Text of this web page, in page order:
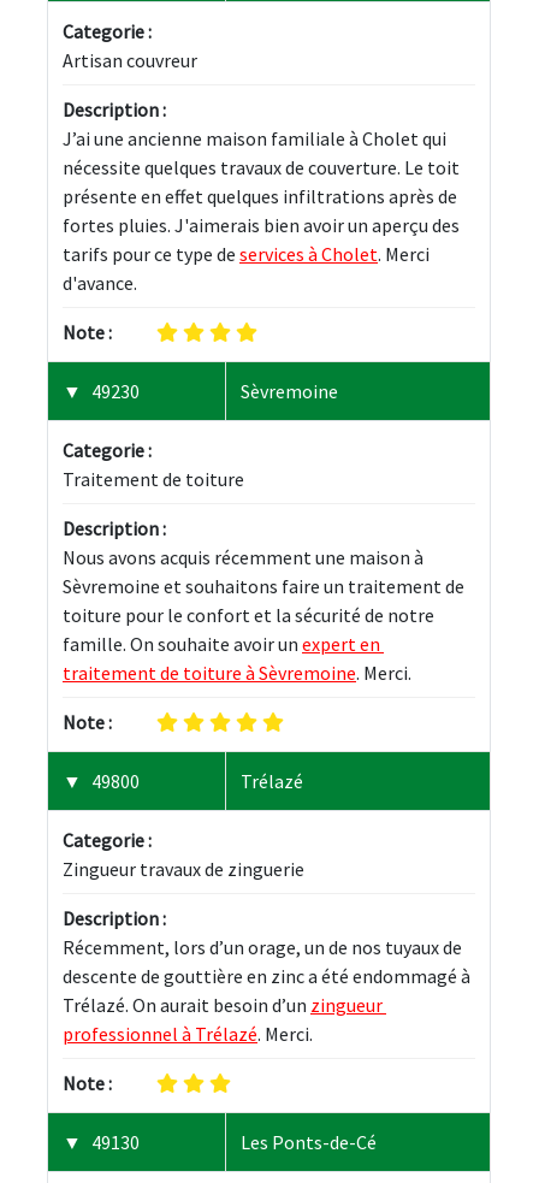
Categorie :
Artisan couvreur
Description :
J’ai une ancienne maison familiale à Cholet qui
nécessite quelques travaux de couverture. Le toit
présente en effet quelques infiltrations après de
fortes pluies. J'aimerais bien avoir un aperçu des
tarifs pour ce type de services à Cholet. Merci
d'avance.
Note :
49230 Sèvremoine
Categorie :
Traitement de toiture
Description :
Nous avons acquis récemment une maison à
Sèvremoine et souhaitons faire un traitement de
toiture pour le confort et la sécurité de notre
famille. On souhaite avoir un expert en
traitement de toiture à Sèvremoine. Merci.
Note :
49800 Trélazé
Categorie :
Zingueur travaux de zinguerie
Description :
Récemment, lors d’un orage, un de nos tuyaux de
descente de gouttière en zinc a été endommagé à
Trélazé. On aurait besoin d’un zingueur
professionnel à Trélazé. Merci.
Note :
49130 Les Ponts-de-Cé